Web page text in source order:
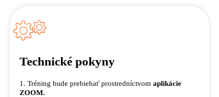
Technické pokyny
1. Tréning bude prebiehať prostredníctvom aplikácie
ZOOM.